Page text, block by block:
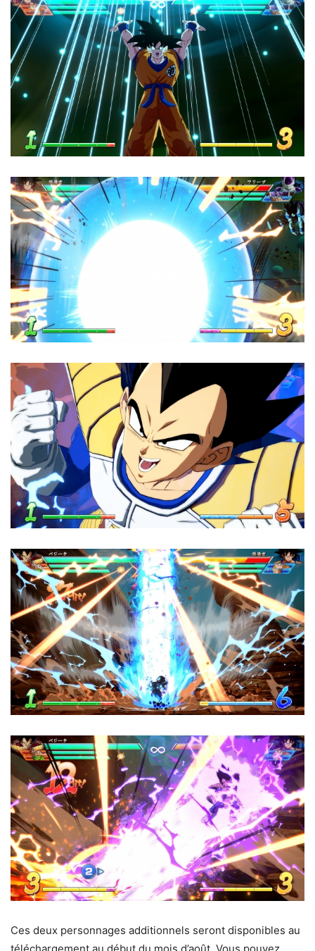
Ces deux personnages additionnels seront disponibles au